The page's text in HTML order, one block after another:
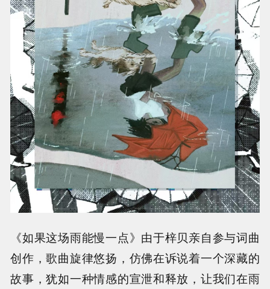
《如果这场雨能慢一点》由于梓贝亲自参与词曲
创作，歌曲旋律悠扬，仿佛在诉说着一个深藏的
故事，犹如一种情感的宣泄和释放，让我们在雨